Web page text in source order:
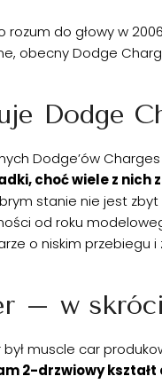
do głowy w
obecny Dodge
Dodge
Dodge’ów
choć wiele z
stanie nie jest
od roku
o niskim przebiegu
– w
muscle car
2-drzwiowy kształt